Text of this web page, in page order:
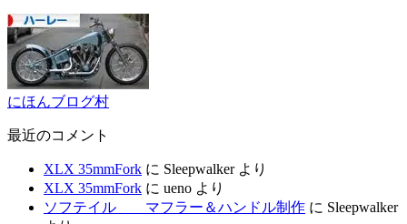
にほんブログ村
最近のコメント
XLX 35mmFork に Sleepwalkerより
XLX 35mmFork に ueno より
ソフテイル マフラー＆ハンドル制作 に Sleepwalker